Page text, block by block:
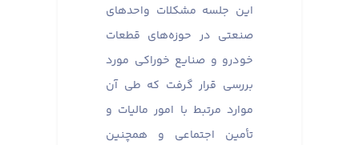
این جلسه مشکلات واحدهای
صنعتی در حوزه‌های قطعات
خودرو و صنایع خوراکی مورد
بررسی قرار گرفت که طی آن
موارد مرتبط با امور مالیات و
تأمین اجتماعی و همچنین